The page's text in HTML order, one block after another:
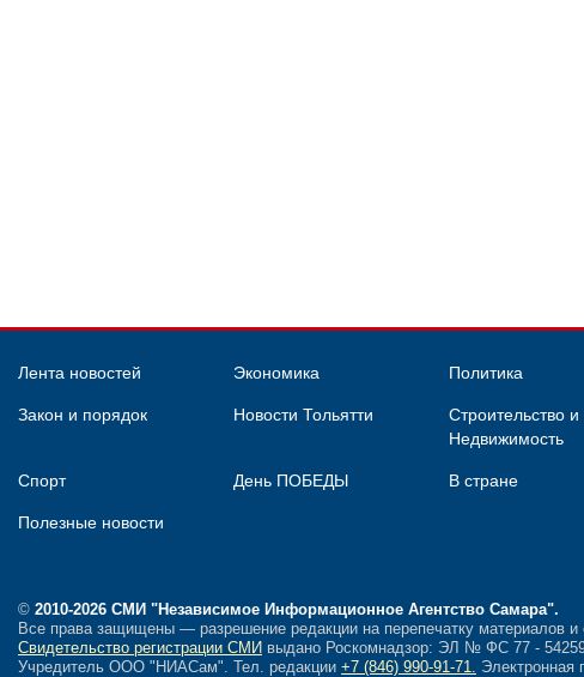
Лента новостей Экономика Политика
Закон и порядок Новости Тольятти
Строительство и
Недвижимость
Спорт День ПОБЕДЫ В стране
Полезные новости
© 2010-2026 СМИ "Независимое Информационное Агентство Самара".
Все права защищены — разрешение редакции на перепечатку материалов
Свидетельство регистрации СМИ выдано Роскомнадзор: ЭЛ № ФС 77 -
Учредитель ООО "НИАСам". Тел. редакции +7 (846) 990-91-71. Электронная